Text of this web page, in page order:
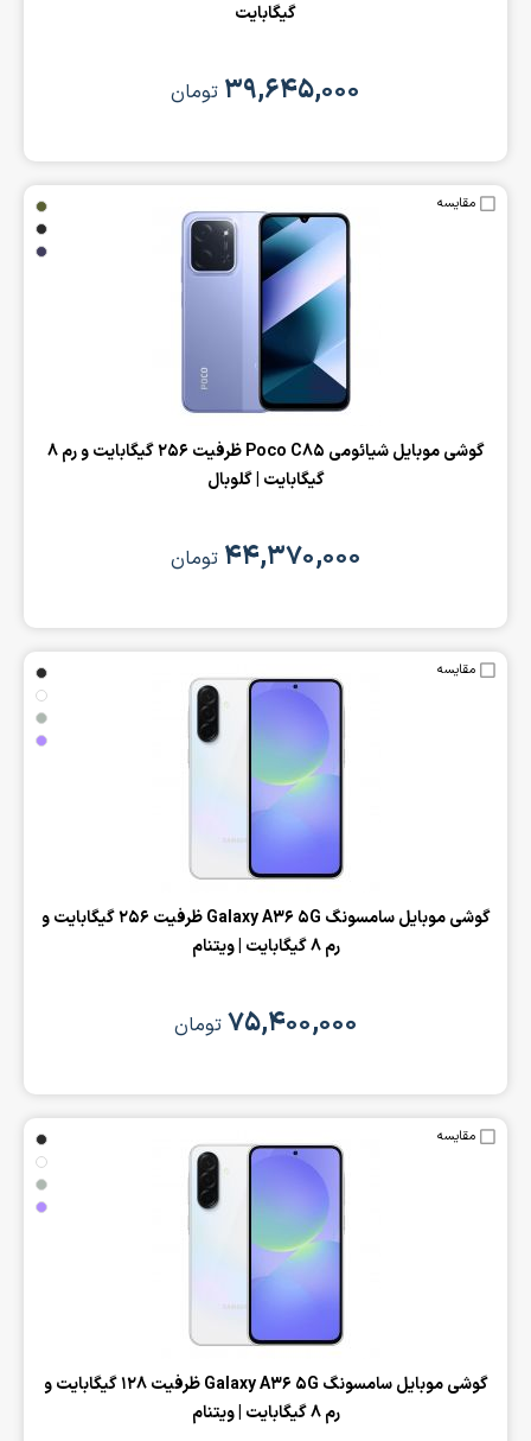
گیگابایت
۳۹,۶۴۵,۰۰۰ تومان
مقایسه
‌گوشی موبایل شیائومی Poco C85 ظرفیت 256 گیگابایت و رم 8
گیگابایت | گلوبال
۴۴,۳۷۰,۰۰۰ تومان
مقایسه
‌گوشی موبایل سامسونگ Galaxy A36 5G ظرفیت 256 گیگابایت و
رم 8 گیگابایت | ویتنام
۷۵,۴۰۰,۰۰۰ تومان
مقایسه
‌گوشی موبایل سامسونگ Galaxy A36 5G ظرفیت 128 گیگابایت و
رم 8 گیگابایت | ویتنام